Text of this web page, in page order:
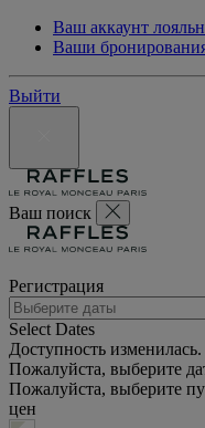
Ваш аккаунт
Ваши
Выйти
Ваш поиск
Регистрация
Select Dates
Доступность
Пожалуйста, выберите
Пожалуйста, выберите
цен